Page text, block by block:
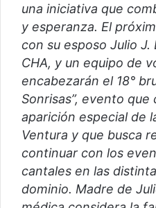
una iniciativa que
y esperanza. El
con su esposo Julio J.
CHA, y un equipo de
encabezarán el 18°
Sonrisas”, evento que
aparición especial de
Ventura y que busca
continuar con los
cantales en las
dominio. Madre de